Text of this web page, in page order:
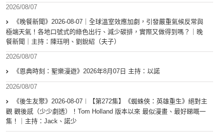
2026/08/07
《晚餐新聞》2026-08-07｜全球溫室效應加劇，引發嚴重氣候反常與
極端天氣！各地口號式的綠色出行、減少碳排，實際又做得到嗎？｜晚
餐新聞｜主持：陳珏明、劉銳紹（夫子）
2026/08/07
《恩典時刻：聖樂漫遊》2026年8月07日 主持：以諾
2026/08/07
《後生友聚》2026-08-07︱【第272集】《蜘蛛俠：英雄重生》絕對主
觀 觀後感（少少劇透）！Tom Holland 版本以來 最似漫畫、最好睇嘅一
集！｜主持：Jack、諾少